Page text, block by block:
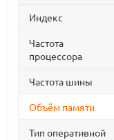
Индекс
Частота
процессора
Частота шины
Объём памяти
Тип оперативной